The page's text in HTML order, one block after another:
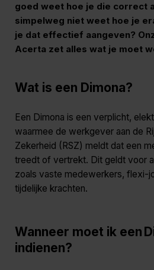
goed weet hoe je die correct
simpelweg niet weet hoe je
je dat effectief aangeven?
Acerta zet alles wat je moet
Wat is een Dimona?
Een Dimona is een verplicht,
waarmee de werkgever aan de
Zekerheid (RSZ) meldt dat een
treedt of vertrekt. Dit geldt voor
zoals vaste medewerkers, flexi-
tijdelijke krachten.
Wanneer moet ik een
indienen?